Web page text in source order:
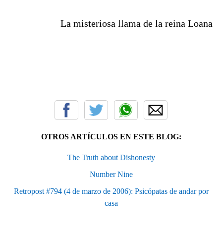
La misteriosa llama de la reina Loana
OTROS ARTÍCULOS EN ESTE BLOG:
The Truth about Dishonesty
Number Nine
Retropost #794 (4 de marzo de 2006): Psicópatas de andar por
casa